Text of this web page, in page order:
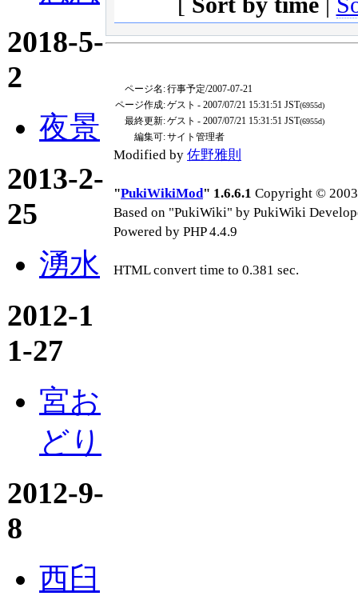
2018-5-
2
夜景
2013-2-
25
湧水
2012-1
1-27
宮お
どり
2012-9-
8
西臼
ページ名:行事予定/2007-07-21
ページ作成:ゲスト - 2007/07/21 15:31:51 JST(6955d)
最終更新:ゲスト - 2007/07/21 15:31:51 JST(6955d)
編集可:サイト管理者
Modified by 佐野雅則
"PukiWikiMod" 1.6.6.1 Copyright ©
Based on "PukiWiki" by PukiWiki
Powered by PHP 4.4.9
HTML convert time to 0.381 sec.